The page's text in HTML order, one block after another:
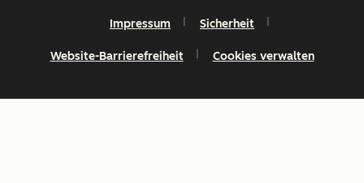
Impressum Sicherheit
Website-Barrierefreiheit Cookies verwalten